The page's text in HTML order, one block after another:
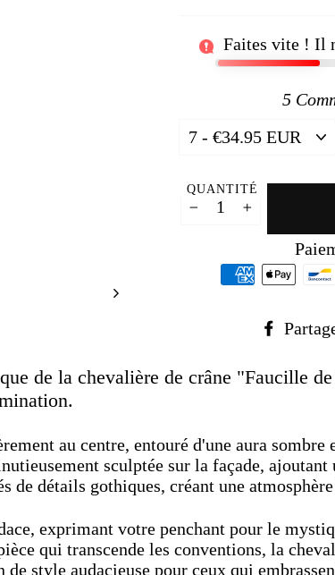
Faites vite ! Il
5
QUANTITÉ
de la chevalière de crâne "Faucille
au centre, entouré d'une aura sombre
sculptée sur la façade, ajoutant
de détails gothiques, créant une
exprimant votre penchant pour le
qui transcende les conventions, la
de style audacieuse pour ceux qui